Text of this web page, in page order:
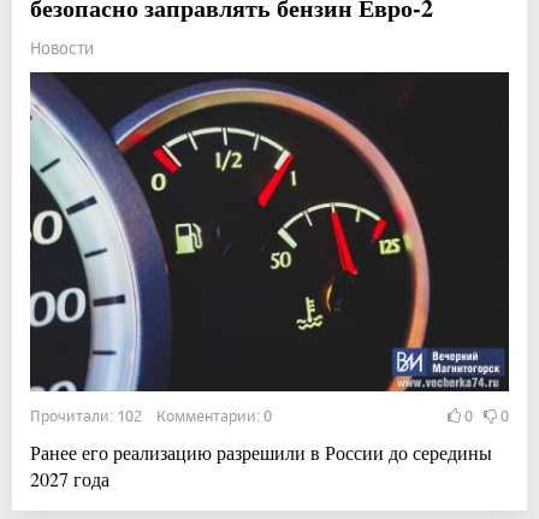
безопасно заправлять бензин Евро-2
Новости
Прочитали: 102 Комментарии: 0 0 0
Ранее его реализацию разрешили в России до середины
2027 года